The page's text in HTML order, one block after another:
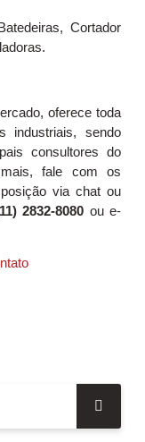
Cortador
oferece toda
industriais, sendo
consultores do
fale com os
via chat ou
2832-8080 ou e-